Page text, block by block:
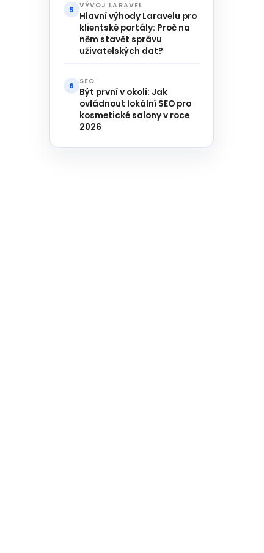
5 VÝVOJ LARAVEL
Hlavní výhody Laravelu pro
klientské portály: Proč na
něm stavět správu
uživatelských dat?
6 SEO
Být první v okolí: Jak
ovládnout lokální SEO pro
kosmetické salony v roce
2026